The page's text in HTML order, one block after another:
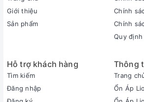
Giới thiệu
Sản phẩm
Chính
Chính
Quy
Hỗ trợ khách hàng
Tìm kiếm
Đăng nhập
Thông
Trang
Ổn Áp